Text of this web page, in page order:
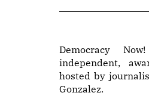
Democracy
independent,
hosted by
Gonzalez.